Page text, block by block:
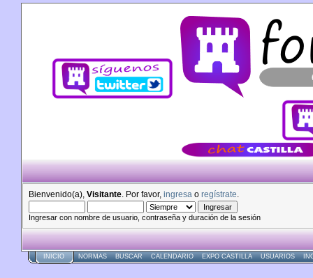
Bienvenido(a), Visitante . Por favor, ingresa o regístrate
Ingresar con nombre de usuario, contraseña y duración de la sesión
INICIO NORMAS BUSCAR CALENDARIO EXPO CASTILLA USUARIOS